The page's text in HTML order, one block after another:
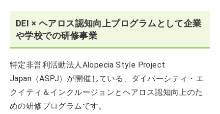
DEI × ヘアロス認知向上プログラムとして企業
や学校での研修事業
特定非営利活動法人Alopecia Style Project
Japan（ASPJ）が開催している、ダイバーシティ・エ
クイティ＆インクルージョンとヘアロス認知向上のた
めの研修プログラムです。